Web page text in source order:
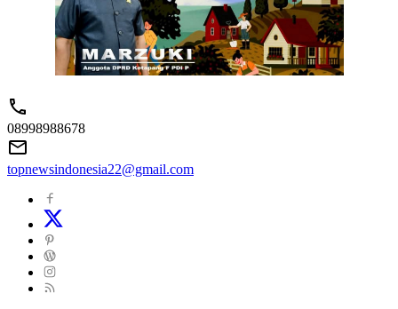
08998988678
topnewsindonesia22@gmail.com